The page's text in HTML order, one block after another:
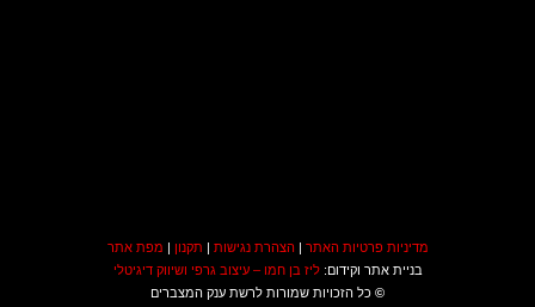
מדיניות פרטיות האתר | הצהרת נגישות | תקנון | מפת אתר
בניית אתר וקידום:ליז בן חמו – עיצוב גרפי ושיווק דיגיטלי
© כל הזכויות שמורות לרשת ענק המצברים